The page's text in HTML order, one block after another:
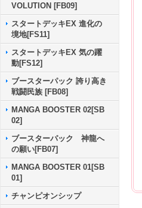
VOLUTION [FB09]
スタートデッキEX 進化の
境地[FS11]
スタートデッキEX 気の躍
動[FS12]
ブースターパック 誇り高き
戦闘民族 [FB08]
MANGA BOOSTER 02[SB
02]
ブースターパック 神龍へ
の願い[FB07]
MANGA BOOSTER 01[SB
01]
チャンピオンシップ